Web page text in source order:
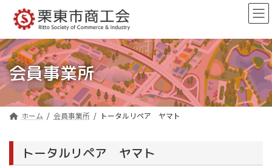
ン
ツ
へ
ス
キ
ッ
ー
シ
ョ
ン
に
移
会員事業所
ホーム 会員事業所 トータルリペア ヤマト
トータルリペア ヤマト